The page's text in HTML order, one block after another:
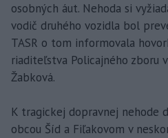
osobných áut. Nehoda si
vodič druhého vozidla bol
TASR o tom informovala
riaditeľstva Policajného zboru
Žabková.
K tragickej dopravnej nehode
obcou Šíd a Fiľakovom v